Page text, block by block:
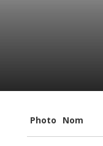
Photo Nom